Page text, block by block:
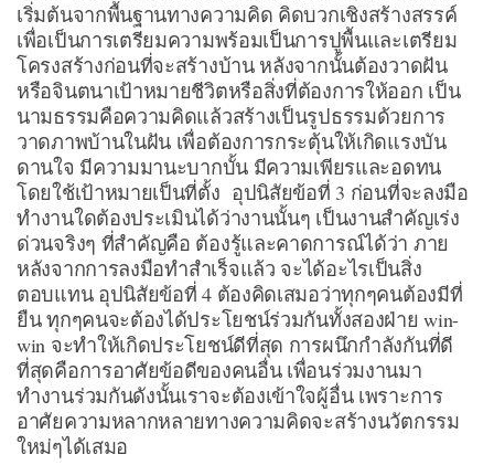
เริ่มต้นจากพื้นฐานทางความคิด คิดบวกเชิงสร้างสรรค์
เพื่อเป็นการเตรียมความพร้อมเป็นการปูพื้นและเตรียม
โครงสร้างก่อนที่จะสร้างบ้าน หลังจากนั้นต้องวาดฝัน
หรือจินตนาเป้าหมายชีวิตหรือสิ่งที่ต้องการให้ออก เป็น
นามธรรมคือความคิดแล้วสร้างเป็นรูปธรรมด้วยการ
วาดภาพบ้านในฝัน เพื่อต้องการกระตุ้นให้เกิดแรงบัน
ดานใจ มีความมานะบากบั้น มีความเพียรและอดทน
โดยใช้เป้าหมายเป็นที่ตั้ง อุปนิสัยข้อที่ 3 ก่อนที่จะลงมือ
ทำงานใดต้องประเมินได้ว่างานนั้นๆ เป็นงานสำคัญเร่ง
ด่วนจริงๆ ที่สำคัญคือ ต้องรู้และคาดการณ์ได้ว่า ภาย
หลังจากการลงมือทำสำเร็จแล้ว จะได้อะไรเป็นสิ่ง
ตอบแทน อุปนิสัยข้อที่ 4 ต้องคิดเสมอว่าทุกๆคนต้องมีที่
ยืน ทุกๆคนจะต้องได้ประโยชน์ร่วมกันทั้งสองฝ่าย win-
win จะทำให้เกิดประโยชน์ดีที่สุด การผนึกกำลังกันที่ดี
ที่สุดคือการอาศัยข้อดีของคนอื่น เพื่อนร่วมงานมา
ทำงานร่วมกันดังนั้นเราจะต้องเข้าใจผู้อื่น เพราะการ
อาศัยความหลากหลายทางความคิดจะสร้างนวัตกรรม
ใหม่ๆได้เสมอ